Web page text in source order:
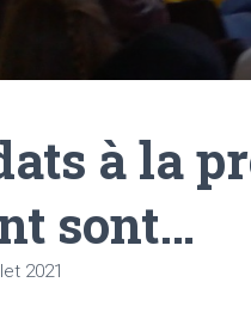
à la
sont…
2021